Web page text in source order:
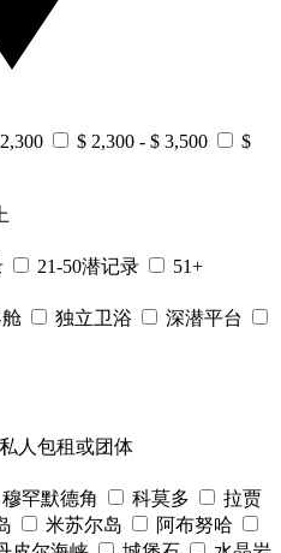
$ 2,300 - $ 3,500
$
21-50潜记录
51+
独立卫浴
深潜平台
私人包租或团体
穆罕默德角 科莫多
拉贾
米苏尔岛
阿布努哈